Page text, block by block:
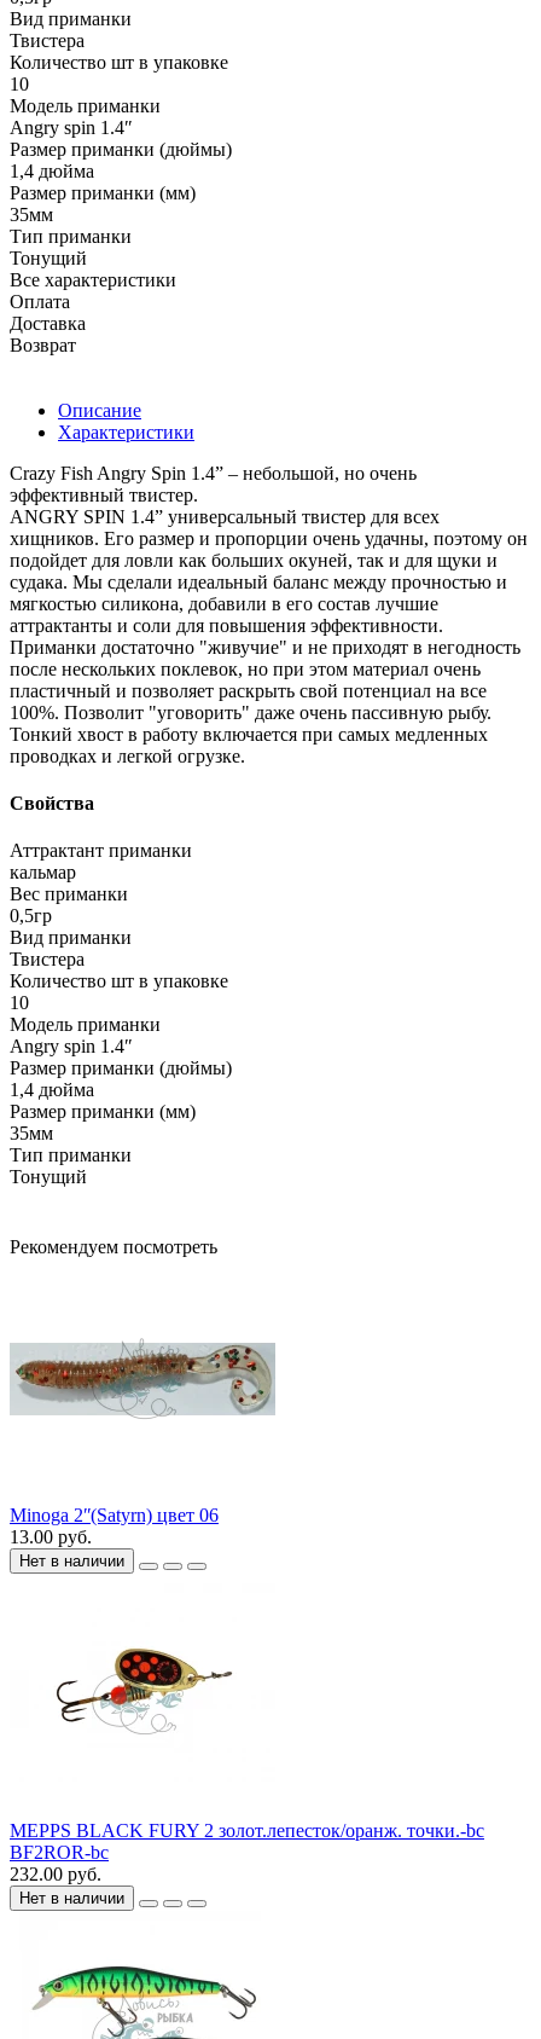
Вид приманки
Твистера
Количество шт в упаковке
10
Модель приманки
Angry spin 1.4ʺ
Размер приманки (дюймы)
1,4 дюйма
Размер приманки (мм)
35мм
Тип приманки
Тонущий
Все характеристики
Оплата
Доставка
Возврат
Описание
Характеристики
Crazy Fish Angry Spin 1.4” – небольшой, но очень
эффективный твистер.
ANGRY SPIN 1.4” универсальный твистер для всех
хищников. Его размер и пропорции очень удачны, поэтому он
подойдет для ловли как больших окуней, так и для щуки и
судака. Мы сделали идеальный баланс между прочностью и
мягкостью силикона, добавили в его состав лучшие
аттрактанты и соли для повышения эффективности.
Приманки достаточно "живучие" и не приходят в негодность
после нескольких поклевок, но при этом материал очень
пластичный и позволяет раскрыть свой потенциал на все
100%. Позволит "уговорить" даже очень пассивную рыбу.
Тонкий хвост в работу включается при самых медленных
проводках и легкой огрузке.
Свойства
Аттрактант приманки
кальмар
Вес приманки
0,5гр
Вид приманки
Твистера
Количество шт в упаковке
10
Модель приманки
Angry spin 1.4ʺ
Размер приманки (дюймы)
1,4 дюйма
Размер приманки (мм)
35мм
Тип приманки
Тонущий
Рекомендуем посмотреть
Minoga 2ʺ(Satyrn) цвет 06
13.00 руб.
Нет в наличии
MEPPS BLACK FURY 2 золот.лепесток/оранж. точки.-bc
BF2ROR-bc
232.00 руб.
Нет в наличии